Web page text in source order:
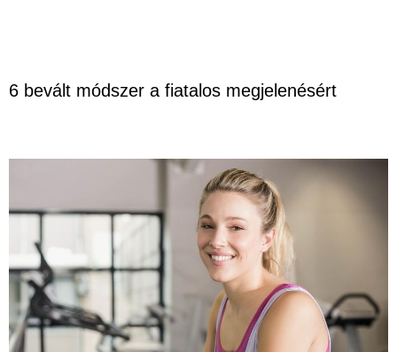
6 bevált módszer a fiatalos megjelenésért